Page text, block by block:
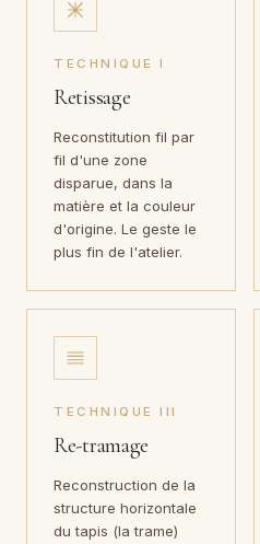
TECHNIQUE I
Retissage
Reconstitution fil par
fil d'une zone
disparue, dans la
matière et la couleur
d'origine. Le geste le
plus fin de l'atelier.
TECHNIQUE III
Re-tramage
Reconstruction de la
structure horizontale
du tapis (la trame)